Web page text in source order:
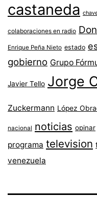
castaneda
colaboraciones en radio
Enrique Peña Nieto estado
gobierno Grupo
Javier Tello Jorge
Zuckermann López
nacional noticias opinar
programa television
venezuela